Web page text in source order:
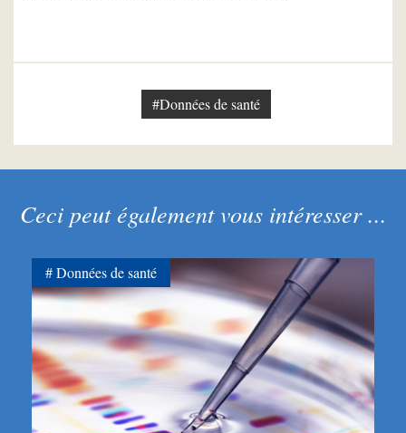
#Données de santé
Ceci peut également vous intéresser ...
Données de santé